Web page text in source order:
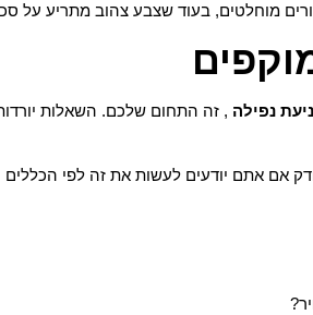
מוחלטים, בעוד שצבע צהוב מתריע על
נפילה , זה התחום שלכם. השאלות
אם אתם יודעים לעשות את זה לפי הכללים